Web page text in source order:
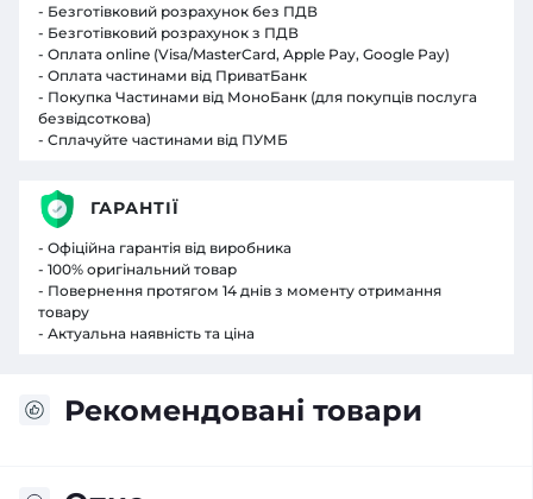
Рекомендовані товари
- Безготівковий розрахунок без ПДВ
- Безготівковий розрахунок з ПДВ
- Оплата online (Visa/MasterCard, Apple Pay, Google Pay)
- Оплата частинами від ПриватБанк
- Покупка Частинами від МоноБанк (для покупців послуга
безвідсоткова)
- Сплачуйте частинами від ПУМБ
ГАРАНТІЇ
- Офіційна гарантія від виробника
- 100% оригінальний товар
- Повернення протягом 14 днів з моменту отримання
товару
- Актуальна наявність та ціна